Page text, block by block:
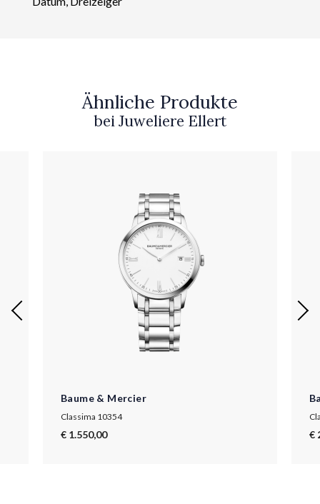
Ähnliche Produkte
bei Juweliere Ellert
Baume & Mercier
Classima 10354
€ 1.550,00 €